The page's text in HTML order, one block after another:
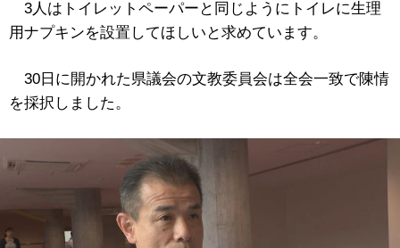
3人はトイレットペーパーと同じようにトイレに生理
用ナプキンを設置してほしいと求めています。
30日に開かれた県議会の文教委員会は全会一致で陳情
を採択しました。